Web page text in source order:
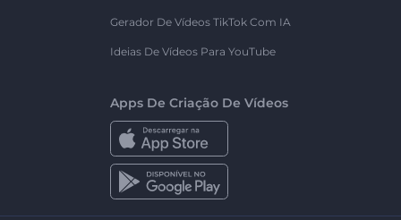
Gerador De Vídeos TikTok Com IA
Ideias De Vídeos Para YouTube
Apps De Criação De Vídeos